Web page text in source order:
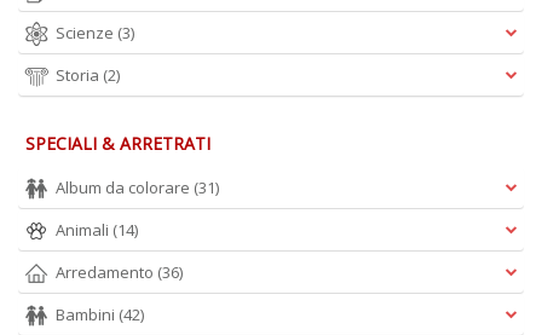
Scienze (3)
Storia (2)
SPECIALI & ARRETRATI
Album da colorare (31)
Animali (14)
Arredamento (36)
Bambini (42)